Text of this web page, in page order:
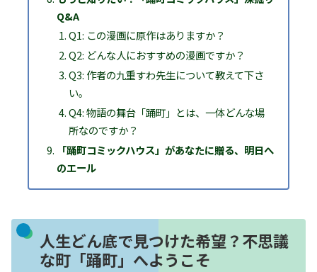
Q&A
Q1: この漫画に原作はありますか？
Q2: どんな人におすすめの漫画ですか？
Q3: 作者の九重すわ先生について教えて下さ
い。
Q4: 物語の舞台「踊町」とは、一体どんな場
所なのですか？
「踊町コミックハウス」があなたに贈る、明日へ
のエール
人生どん底で見つけた希望？不思議
な町「踊町」へようこそ